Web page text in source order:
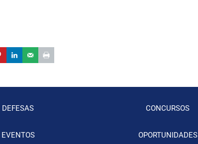
DEFESAS
EVENTOS
CONCURSOS
OPORTUNIDADES